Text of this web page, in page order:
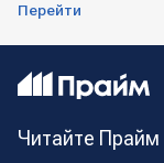
Перейти
Читайте Прайм